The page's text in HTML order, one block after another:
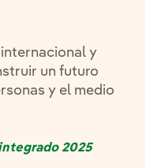
y
un futuro
y el medio
2025